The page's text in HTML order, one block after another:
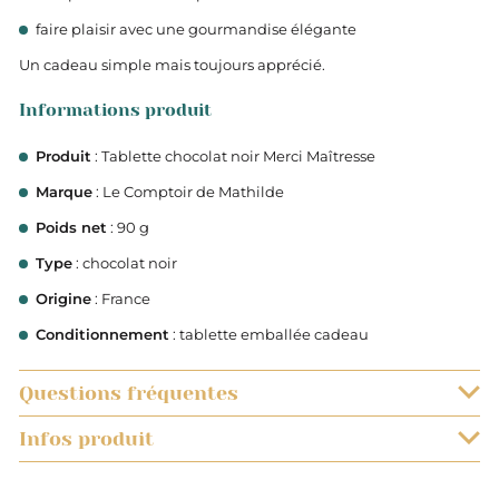
faire plaisir avec une gourmandise élégante
Un cadeau simple mais toujours apprécié.
Informations produit
Produit : Tablette chocolat noir Merci Maîtresse
Marque: Le Comptoir de Mathilde
Poids net : 90 g
Type: chocolat noir
Origine: France
Conditionnement : tablette emballée cadeau
Questions fréquentes
QUELS SONT LES DÉLAIS DE LIVRAISON ?
Infos produit